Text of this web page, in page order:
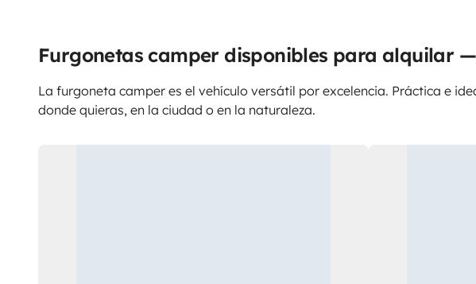
Furgonetas camper disponibles para alquilar
La furgoneta camper es el vehículo versátil por excelencia. Práctica e
donde quieras, en la ciudad o en la naturaleza.